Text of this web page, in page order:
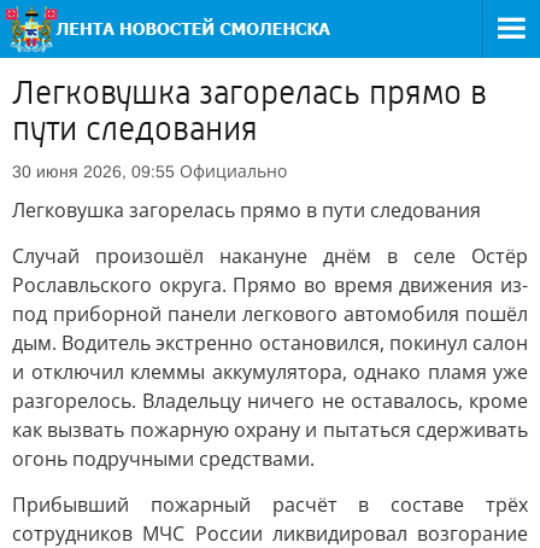
Легковушка загорелась прямо в
пути следования
30 июня 2026, 09:55 Официально
Легковушка загорелась прямо в пути следования
Случай произошёл накануне днём в селе Остёр
Рославльского округа. Прямо во время движения из-
под приборной панели легкового автомобиля пошёл
дым. Водитель экстренно остановился, покинул салон
и отключил клеммы аккумулятора, однако пламя уже
разгорелось. Владельцу ничего не оставалось, кроме
как вызвать пожарную охрану и пытаться сдерживать
огонь подручными средствами.
Прибывший пожарный расчёт в составе трёх
сотрудников МЧС России ликвидировал возгорание